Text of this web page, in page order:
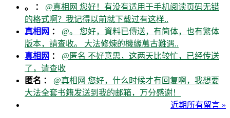
。 ： @真相网 您好！有没有适用于手机阅读页码无错
的格式啊？我记得以前就下载过有这样..
真相网 ： @。 您好，資料已傳送，有简体，也有繁体
版本，請查收。 大法修煉的機緣萬古難遇..
真相网 ： @匿名 不好意思，这两天比较忙，已经传送
了，请查收
匿名 ： @真相网 您好，什么时候才有回复啊，我想要
大法全套书籍发送到我的邮箱，万分感谢！
近期所有留言 »